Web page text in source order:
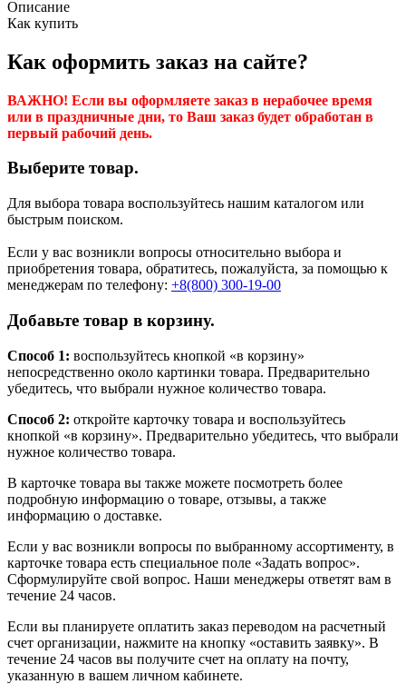
Описание
Как купить
Как оформить заказ на сайте?
ВАЖНО! Если вы оформляете заказ в нерабочее время
или в праздничные дни, то Ваш заказ будет обработан в
первый рабочий день.
Выберите товар.
Для выбора товара воспользуйтесь нашим каталогом или
быстрым поиском.
Если у вас возникли вопросы относительно выбора и
приобретения товара, обратитесь, пожалуйста, за помощью к
менеджерам по телефону: +8(800) 300-19-00
Добавьте товар в корзину.
Способ 1: воспользуйтесь кнопкой «в корзину»
непосредственно около картинки товара. Предварительно
убедитесь, что выбрали нужное количество товара.
Способ 2: откройте карточку товара и воспользуйтесь
кнопкой «в корзину». Предварительно убедитесь, что выбрали
нужное количество товара.
В карточке товара вы также можете посмотреть более
подробную информацию о товаре, отзывы, а также
информацию о доставке.
Если у вас возникли вопросы по выбранному ассортименту, в
карточке товара есть специальное поле «Задать вопрос».
Сформулируйте свой вопрос. Наши менеджеры ответят вам в
течение 24 часов.
Если вы планируете оплатить заказ переводом на расчетный
счет организации, нажмите на кнопку «оставить заявку». В
течение 24 часов вы получите счет на оплату на почту,
указанную в вашем личном кабинете.